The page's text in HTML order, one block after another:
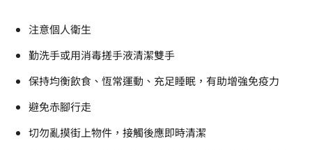
注意個人衛生
勤洗手或用消毒搓手液清潔雙手
保持均衡飲食、恆常運動、充足睡眠，有助增強免疫力
避免赤腳行走
切勿亂摸街上物件，接觸後應即時清潔